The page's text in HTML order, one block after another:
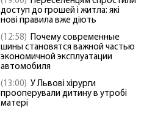
доступ до грошей і житла: які
нові правила вже діють
(12:58) Почему современные
шины становятся важной частью
экономичной эксплуатации
автомобиля
(13:00) У Львові хірурги
прооперували дитину в утробі
матері